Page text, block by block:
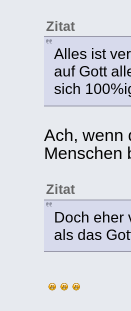
Zitat
Alles ist
auf Gott
sich
Ach, wenn
Menschen
Zitat
Doch eher
als das